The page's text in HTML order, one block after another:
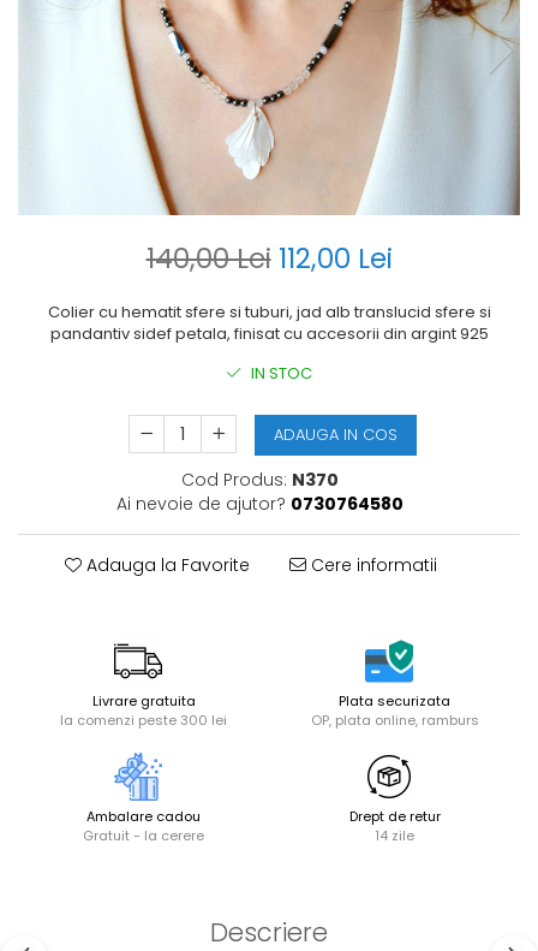
140,00 Lei 112,00 Lei
Colier cu hematit sfere si tuburi, jad alb translucid sfere si
pandantiv sidef petala, finisat cu accesorii din argint 925
IN STOC
ADAUGA IN COS
Cod Produs: N370
Ai nevoie de ajutor? 0730764580
Adauga la Favorite Cere informatii
Livrare gratuita
la comenzi peste 300 lei
Plata securizata
OP, plata online, ramburs
Ambalare cadou
Gratuit - la cerere
Drept de retur
14 zile
Descriere